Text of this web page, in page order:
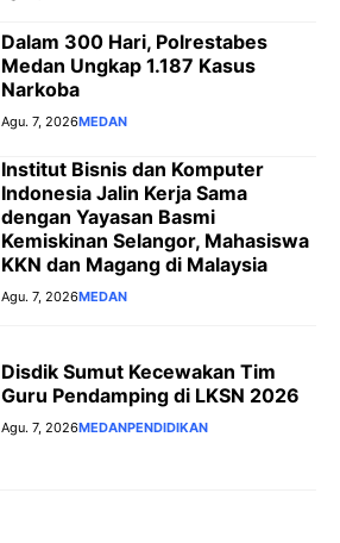
Dalam 300 Hari, Polrestabes
Medan Ungkap 1.187 Kasus
Narkoba
Agu. 7, 2026MEDAN
Institut Bisnis dan Komputer
Indonesia Jalin Kerja Sama
dengan Yayasan Basmi
Kemiskinan Selangor, Mahasiswa
KKN dan Magang di Malaysia
Agu. 7, 2026MEDAN
Disdik Sumut Kecewakan Tim
Guru Pendamping di LKSN 2026
Agu. 7, 2026MEDANPENDIDIKAN